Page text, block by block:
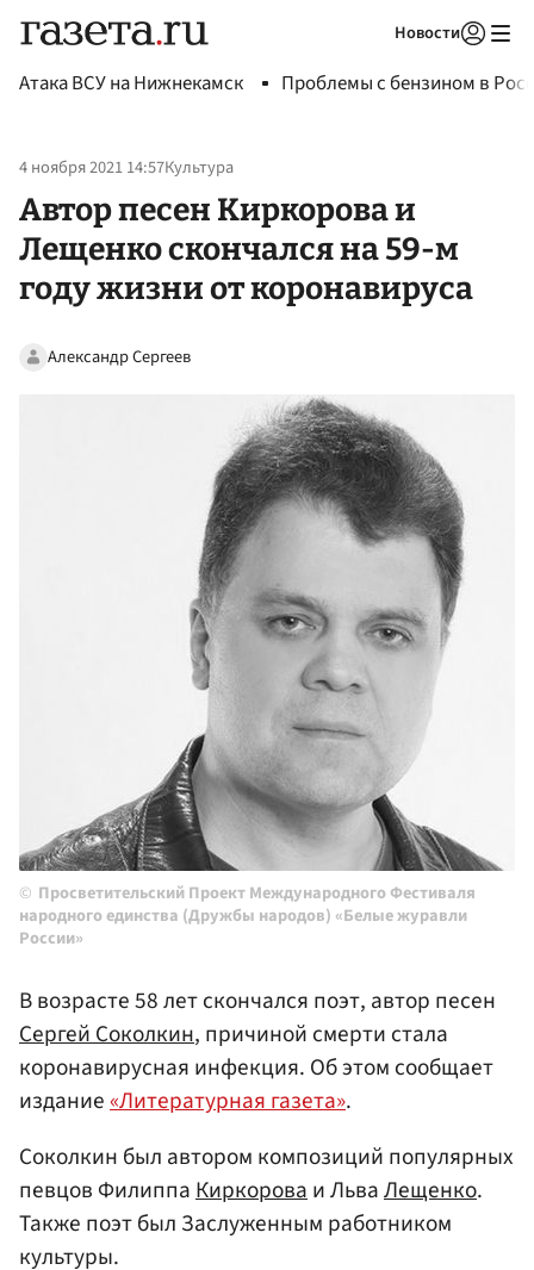
Новости
Атака ВСУ на Нижнекамск Проблемы с бензином в
4 ноября 2021 14:57Культура
Автор песен Киркорова и
Лещенко скончался на 59-м
году жизни от коронавируса
Александр Сергеев
Просветительский Проект Международного Фестиваля
народного единства (Дружбы народов) «Белые журавли
России»
В возрасте 58 лет скончался поэт, автор песен
Сергей Соколкин, причиной смерти стала
коронавирусная инфекция. Об этом сообщает
издание«Литературная газета».
Соколкин был автором композиций популярных
певцов ФилиппаКиркороваи ЛьваЛещенко.
Также поэт был Заслуженным работником
культуры.